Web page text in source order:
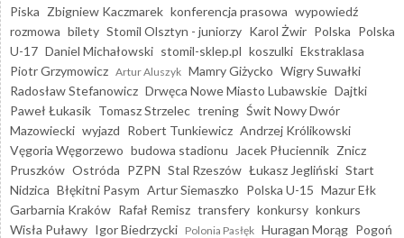
Piska Zbigniew Kaczmarek konferencja prasowa wypowiedź
rozmowa bilety Stomil Olsztyn - juniorzy Karol Żwir Polska Polska
U-17 Daniel Michałowski stomil-sklep.pl koszulki Ekstraklasa
Piotr Grzymowicz Artur Aluszyk Mamry Giżycko Wigry Suwałki
Radosław Stefanowicz Drwęca Nowe Miasto Lubawskie Dajtki
Paweł Łukasik Tomasz Strzelec trening Świt Nowy Dwór
Mazowiecki wyjazd Robert Tunkiewicz Andrzej Królikowski
Vęgoria Węgorzewo budowa stadionu Jacek Płuciennik Znicz
Pruszków Ostróda PZPN Stal Rzeszów Łukasz Jegliński Start
Nidzica Błękitni Pasym Artur Siemaszko Polska U-15 Mazur Ełk
Garbarnia Kraków Rafał Remisz transfery konkursy konkurs
Wisła Puławy Igor Biedrzycki Polonia Pasłęk Huragan Morąg Pogoń